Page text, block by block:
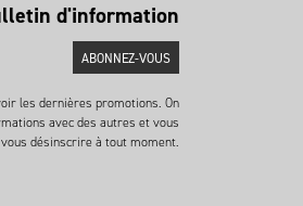
d'information
ABONNEZ-VOUS
les dernières promotions. On
avec des autres et vous
désinscrire à tout moment.